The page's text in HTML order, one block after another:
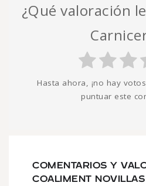
¿Qué valoración
Hasta ahora, ¡no hay
puntuar este
COMENTARIOS Y
COALIMENT NOVILLAS